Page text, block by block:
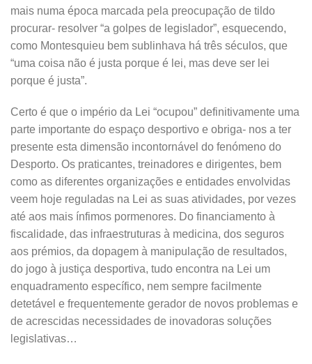
mais numa época marcada pela preocupação de tildo
procurar- resolver “a golpes de legislador”, esquecendo,
como Montesquieu bem sublinhava há três séculos, que
“uma coisa não é justa porque é lei, mas deve ser lei
porque é justa”.
Certo é que o império da Lei “ocupou” definitivamente uma
parte importante do espaço desportivo e obriga- nos a ter
presente esta dimensão incontornável do fenómeno do
Desporto. Os praticantes, treinadores e dirigentes, bem
como as diferentes organizações e entidades envolvidas
veem hoje reguladas na Lei as suas atividades, por vezes
até aos mais ínfimos pormenores. Do financiamento à
fiscalidade, das infraestruturas à medicina, dos seguros
aos prémios, da dopagem à manipulação de resultados,
do jogo à justiça desportiva, tudo encontra na Lei um
enquadramento específico, nem sempre facilmente
detetável e frequentemente gerador de novos problemas e
de acrescidas necessidades de inovadoras soluções
legislativas…